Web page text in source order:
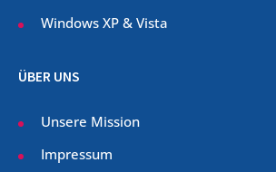
Windows XP & Vista
ÜBER UNS
Unsere Mission
Impressum